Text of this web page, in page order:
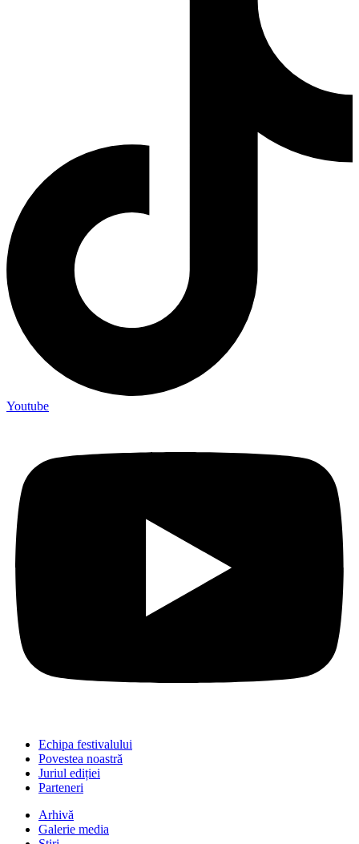
Youtube
Echipa festivalului
Povestea noastră
Juriul ediției
Parteneri
Arhivă
Galerie media